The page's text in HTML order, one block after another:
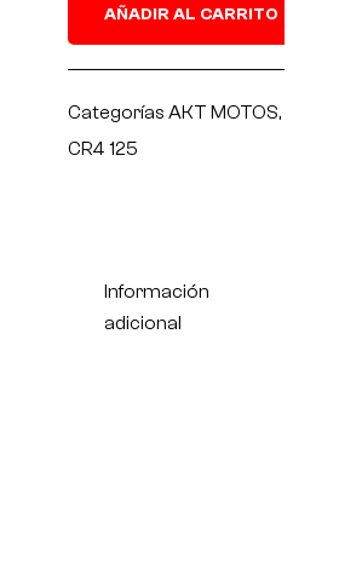
AÑADIR AL CARRITO
Categorías AKT MOTOS,
CR4 125
Información
adicional